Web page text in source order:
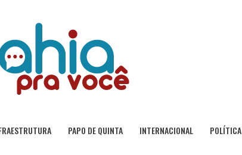
PAPO DE QUINTA INTERNACIONAL POLÍTICA